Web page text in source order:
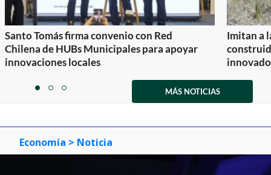
Santo Tomás firma convenio con Red
Chilena de HUBs Municipales para apoyar
innovaciones locales
Imitan a
itemitemitem
MÁS NOTICIAS
Economía > Noticia